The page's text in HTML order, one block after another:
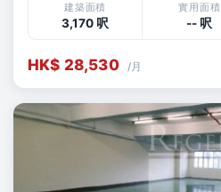
建築面積
3,170 呎
實用面積
-- 呎
HK$ 28,530 /月